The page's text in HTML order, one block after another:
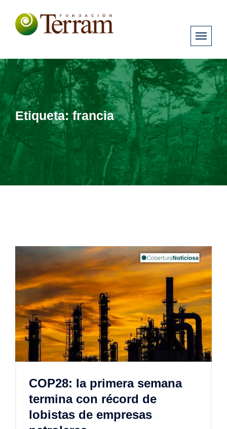
Etiqueta:francia
COP28: la primera semana
termina con récord de
lobistas de empresas